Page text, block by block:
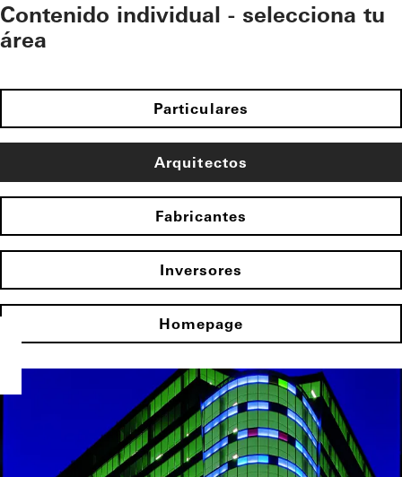
Contenido individual - selecciona tu
área
Particulares
Arquitectos
Fabricantes
Inversores
Homepage